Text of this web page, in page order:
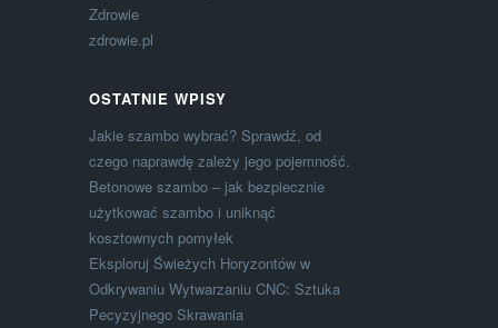
Zdrowie
zdrowie.pl
OSTATNIE WPISY
Jakie szambo wybrać? Sprawdź, od
czego naprawdę zależy jego pojemność.
Betonowe szambo – jak bezpiecznie
użytkować szambo i uniknąć
kosztownych pomyłek
Eksploruj Świeżych Horyzontów w
Odkrywaniu Wytwarzaniu CNC: Sztuka
Pecyzyjnego Skrawania